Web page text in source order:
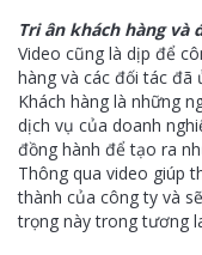
Tri ân khách hàng và
Video cũng là dịp để
hàng và các đối tác đã
Khách hàng là những
dịch vụ của doanh
đồng hành để tạo ra
Thông qua video giúp
thành của công ty và
trọng này trong tương